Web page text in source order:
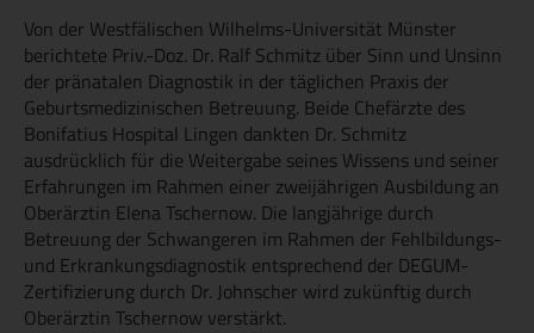
Von der Westfälischen Wilhelms-Universität Münster
berichtete Priv.-Doz. Dr. Ralf Schmitz über Sinn und Unsinn
der pränatalen Diagnostik in der täglichen Praxis der
Geburtsmedizinischen Betreuung. Beide Chefärzte des
Bonifatius Hospital Lingen dankten Dr. Schmitz
ausdrücklich für die Weitergabe seines Wissens und seiner
Erfahrungen im Rahmen einer zweijährigen Ausbildung an
Oberärztin Elena Tschernow. Die langjährige durch
Betreuung der Schwangeren im Rahmen der Fehlbildungs-
und Erkrankungsdiagnostik entsprechend der DEGUM-
Zertifizierung durch Dr. Johnscher wird zukünftig durch
Oberärztin Tschernow verstärkt.